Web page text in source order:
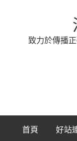
致力於傳播
首頁 好站